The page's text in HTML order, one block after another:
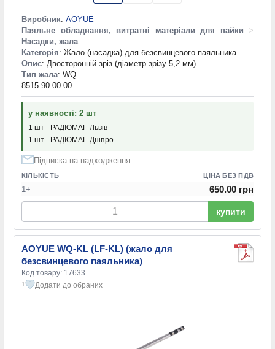
Виробник: AOYUE
Паяльне обладнання, витратні матеріали для пайки
>
Насадки, жала
Категорія: Жало (насадка) для безсвинцевого паяльника
Опис: Двосторонній зріз (діаметр зрізу 5,2 мм)
Тип жала: WQ
8515 90 00 00
у наявності: 2 шт
1 шт - РАДІОМАГ-Львів
1 шт - РАДІОМАГ-Дніпро
Підписка на надходження
КІЛЬКІСТЬ ЦІНА БЕЗ ПДВ
1+ 650.00 грн
купити
AOYUE WQ-KL (LF-KL) (жало для
безсвинцевого паяльника)
Код товару: 17633
1 Додати до обраних